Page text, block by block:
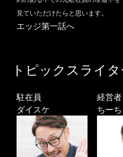
見ていただけたらと思います。
エッジ第一話へ
トピックスライタ
駐在員
ダイスケ
経営者
ちー